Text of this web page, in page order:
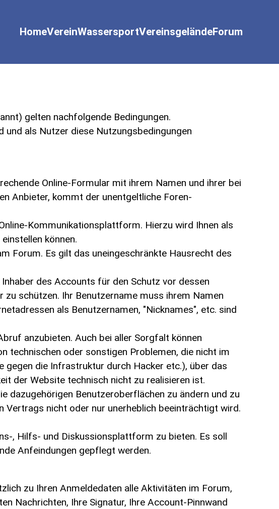
HomeVereinWassersportVereinsgeländeForum
gelten nachfolgende Bedingungen.
und als Nutzer diese Nutzungsbedingungen
Online-Formular mit ihrem Namen und ihrer bei
Anbieter, kommt der unentgeltliche Foren-
Kommunikationsplattform. Hierzu wird Ihnen als
können.
Forum. Es gilt das uneingeschränkte Hausrecht des
des Accounts für den Schutz vor dessen
schützen. Ihr Benutzername muss ihrem Namen
als Benutzernamen, "Nicknames", etc. sind
anzubieten. Auch bei aller Sorgfalt können
technischen oder sonstigen Problemen, die nicht im
gegen die Infrastruktur durch Hacker etc.), über das
der Website technisch nicht zu realisieren ist.
dazugehörigen Benutzeroberflächen zu ändern und zu
nicht oder nur unerheblich beeinträchtigt wird.
, Hilfs- und Diskussionsplattform zu bieten. Es soll
Anfeindungen gepflegt werden.
zu Ihren Anmeldedaten alle Aktivitäten im Forum,
Nachrichten, Ihre Signatur, Ihre Account-Pinnwand